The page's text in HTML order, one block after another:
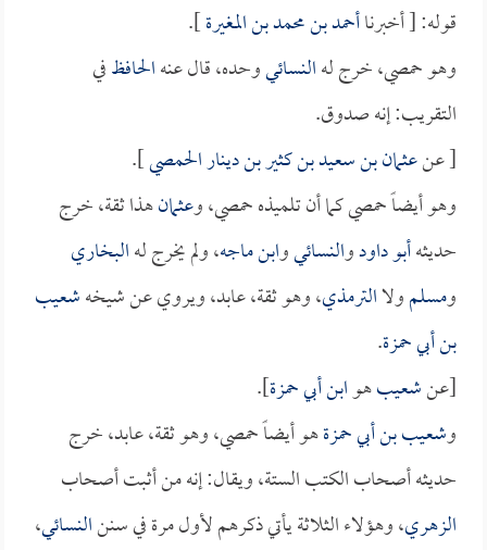
قوله: [ أخبرناأحمد بن محمد بن المغيرة].
وهو حمصي، خرج لهالنسائيوحده، قال عنهالحافظفي
التقريب: إنه صدوق.
[ عنعثمان بن سعيد بن كثير بن دينار الحمصي].
وهو أيضاً حمصي كما أن تلميذه حمصي، وعثمانهذا ثقة، خرج
حديثهأبو داودوالنسائيوابن ماجه، ولم يخرج لهالبخاري
ومسلمولاالترمذي، وهو ثقة، عابد، ويروي عن شيخهشعيب
بن أبي حمزة.
[عنشعيبهوابن أبي حمزة].
وشعيب بن أبي حمزةهو أيضاً حمصي، وهو ثقة، عابد، خرج
حديثه أصحاب الكتب الستة، ويقال: إنه من أثبت أصحاب
الزهري، وهؤلاء الثلاثة يأتي ذكرهم لأول مرة في سننالنسائي،